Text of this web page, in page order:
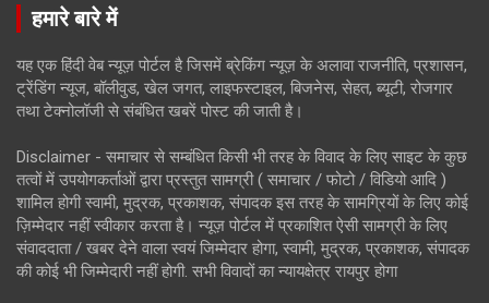
हमारे बारे में
यह एक हिंदी वेब न्यूज़ पोर्टल है जिसमें ब्रेकिंग न्यूज़ के अलावा राजनीति, प्रशासन,
ट्रेंडिंग न्यूज, बॉलीवुड, खेल जगत, लाइफस्टाइल, बिजनेस, सेहत, ब्यूटी, रोजगार
तथा टेक्नोलॉजी से संबंधित खबरें पोस्ट की जाती है।
Disclaimer - समाचार से सम्बंधित किसी भी तरह के विवाद के लिए साइट के कुछ
तत्वों में उपयोगकर्ताओं द्वारा प्रस्तुत सामग्री ( समाचार / फोटो / विडियो आदि )
शामिल होगी स्वामी, मुद्रक, प्रकाशक, संपादक इस तरह के सामग्रियों के लिए कोई
ज़िम्मेदार नहीं स्वीकार करता है। न्यूज़ पोर्टल में प्रकाशित ऐसी सामग्री के लिए
संवाददाता / खबर देने वाला स्वयं जिम्मेदार होगा, स्वामी, मुद्रक, प्रकाशक, संपादक
की कोई भी जिम्मेदारी नहीं होगी. सभी विवादों का न्यायक्षेत्र रायपुर होगा